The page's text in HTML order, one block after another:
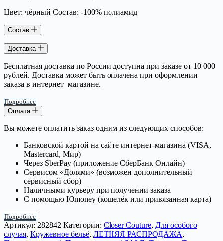
Цвет: чёрный Состав: -100% полиамид
Состав
Доставка
Бесплатная доставка по России доступна при заказе от 10 000
рублей. Доставка может быть оплачена при оформлении
заказа в интернет–магазине.
Подробнее
Оплата
Вы можете оплатить заказ одним из следующих способов:
Банковской картой на сайте интернет-магазина (VISA,
Mastercard, Мир)
Через SberPay (приложение СберБанк Онлайн)
Сервисом «Долями» (возможен дополнительный
сервисный сбор)
Наличными курьеру при получении заказа
С помощью Юmoney (кошелёк или привязанная карта)
Подробнее
Артикул: 282842 Категории: Closer Couture, Для особого
случая, Кружевное бельё, ЛЕТНЯЯ РАСПРОДАЖА,